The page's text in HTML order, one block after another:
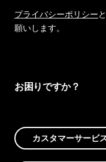
プライバシーポリシーと
願いします。
お困りですか？
カスタマーサービ